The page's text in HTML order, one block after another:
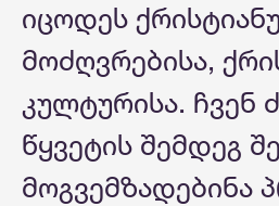
იცოდეს
მოძღვრებისა,
კულტურისა. ჩვენ
წყვეტის შემდეგ
მოგვემზადებინა